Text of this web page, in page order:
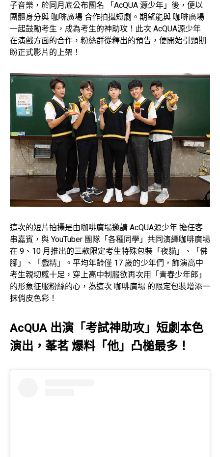
子音樂，於同月底公布團名 「AcQUA 源少年」後，便以
團體身分與 咖啡廣場 合作拍攝短劇。期望能與 咖啡廣場
一起鼓勵考生，成為考生的神助攻！此次 AcQUA源少年
在演戲方面的合作，粉絲群從釋出的預告，便開始引頸期
盼正式影片的上架！
這次的短片拍攝是由咖啡廣場邀請 AcQUA源少年 擔任客
串嘉賓，與 YouTuber 團隊「各種同學」共同演繹咖啡廣場
在 9、10 月推出的三款限定考生特殊包裝「夜貓」、「佛
腳」、「戲精」。平均年齡僅 17 歲的少年們，飾演高中
考生親切感十足，穿上高中制服欲再次用「青春少年郎」
的形象征服粉絲的心，為這次 咖啡廣場 的限定包裝增添一
抹俏皮色彩！
AcQUA 出演「考試神助攻」短劇本色
演出，莑茗 爆料「他」凸槌最多！